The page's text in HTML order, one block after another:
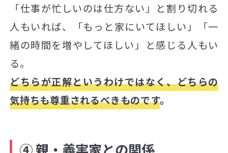
「仕事が忙しいのは仕方ない」と割り切れる
人もいれば、「もっと家にいてほしい」「一
緒の時間を増やしてほしい」と感じる人もい
る。
どちらが正解というわけではなく、どちらの
気持ちも尊重されるべきものです。